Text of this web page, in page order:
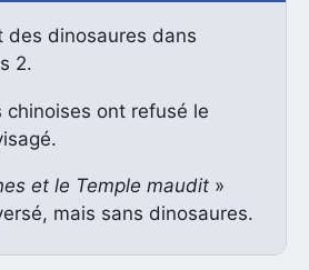
des dinosaures dans
2.
chinoises ont refusé le
et le Temple maudit»
mais sans dinosaures.